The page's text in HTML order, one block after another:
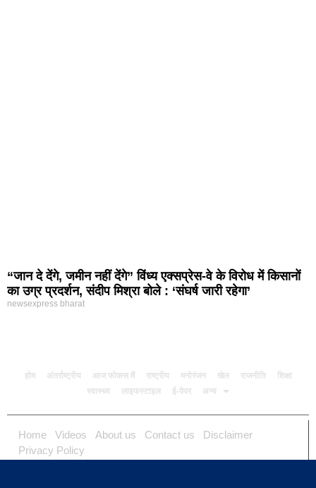
“जान दे देंगे, जमीन नहीं देंगे” विंध्य एक्सप्रेस-वे के विरोध में किसानों
का उग्र प्रदर्शन, संदीप मिश्रा बोले : ‘संघर्ष जारी रहेगा’
newsexpress bharat
होम अंतर्राष्ट्रीय आज फोकस में राष्ट्रीय मनोरंजन खेल राजनीति
शिक्षा
स्वास्थ्य
लाइफस्टाइल ई-पेपर अन्य
Home Videos About us Contact us
Disclaimer
Privacy Policy